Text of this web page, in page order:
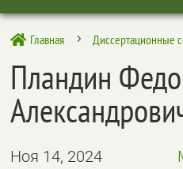
 Главная 5 Диссертационные
Пландин
Ноя 14, 2024